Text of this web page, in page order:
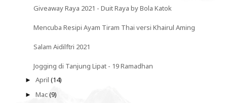
Giveaway Raya 2021 - Duit Raya by Bola Katok
Mencuba Resipi Ayam Tiram Thai versi Khairul Aming
Salam Aidilftri 2021
Jogging di Tanjung Lipat - 19 Ramadhan
►April(14)
►Mac(9)